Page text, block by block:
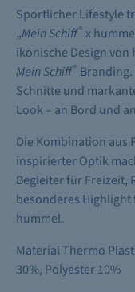
Sportlicher Lifestyle
„Mein Schiff® x
ikonische Design
Mein Schiff®
Schnitte und
Look – an Bord und
Die Kombination
inspirierter Optik
Begleiter für Freizeit,
besonderes Highlight
hummel.
Material Thermo
30%, Polyester 10%